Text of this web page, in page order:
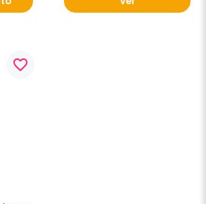
favorite_border